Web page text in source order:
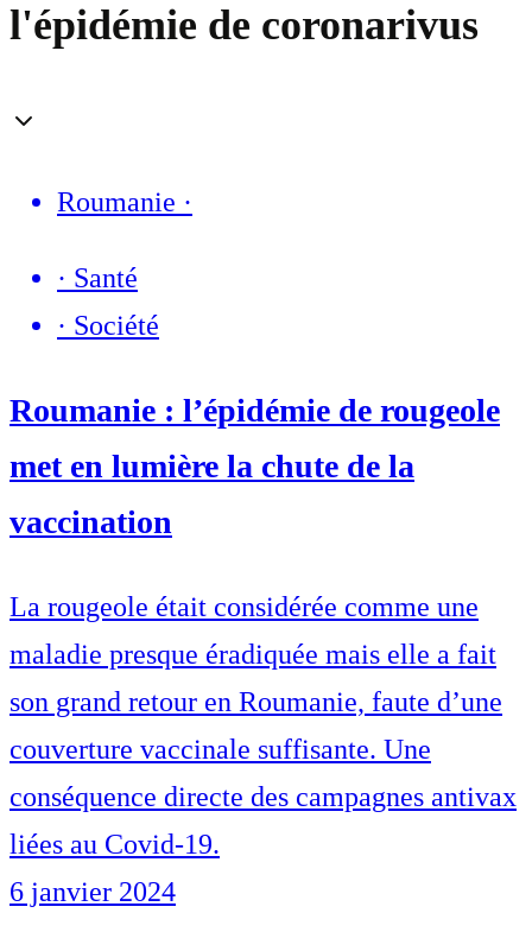
l'épidémie de coronarivus
Roumanie ·
· Santé
· Société
Roumanie : l’épidémie de rougeole
met en lumière la chute de la
vaccination
La rougeole était considérée comme une
maladie presque éradiquée mais elle a fait
son grand retour en Roumanie, faute d’une
couverture vaccinale suffisante. Une
conséquence directe des campagnes antivax
liées au Covid-19.
6 janvier 2024